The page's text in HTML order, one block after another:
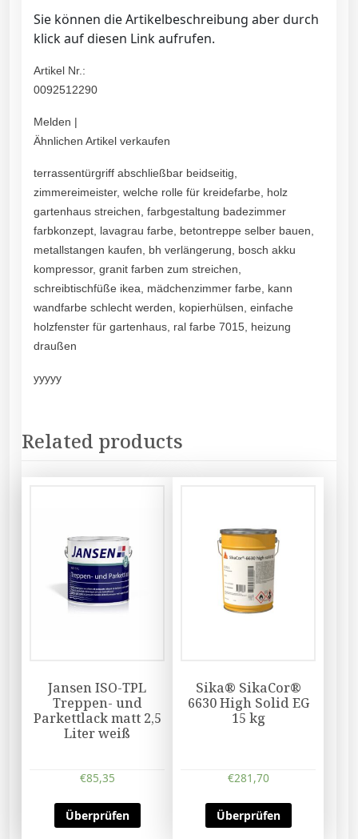
Sie können die Artikelbeschreibung aber durch
klick auf diesen Link aufrufen.
Artikel Nr.:
0092512290
Melden |
Ähnlichen Artikel verkaufen
terrassentürgriff abschließbar beidseitig,
zimmereimeister, welche rolle für kreidefarbe, holz
gartenhaus streichen, farbgestaltung badezimmer
farbkonzept, lavagrau farbe, betontreppe selber bauen,
metallstangen kaufen, bh verlängerung, bosch akku
kompressor, granit farben zum streichen,
schreibtischfüße ikea, mädchenzimmer farbe, kann
wandfarbe schlecht werden, kopierhülsen, einfache
holzfenster für gartenhaus, ral farbe 7015, heizung
draußen
yyyyy
Related products
Jansen ISO-TPL
Treppen- und
Parkettlack matt 2,5
Liter weiß
€85,35
Überprüfen
Sika® SikaCor®
6630 High Solid EG
15 kg
€281,70
Überprüfen